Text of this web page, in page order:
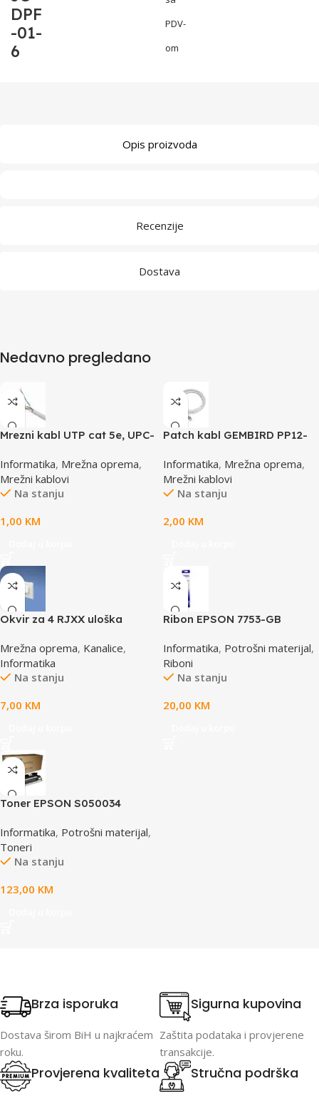
DPF
-01-
6
PDV-
om
Opis proizvoda
Recenzije
Dostava
Nedavno pregledano
Mrezni kabl UTP cat 5e, UPC-
Informatika, Mrežna oprema,
Mrežni kablovi
Na stanju
1,00 KM
Patch kabl GEMBIRD PP12-
Informatika, Mrežna oprema,
Mrežni kablovi
Na stanju
2,00 KM
Okvir za 4 RJXX uloška
Mrežna oprema, Kanalice,
Informatika
Na stanju
7,00 KM
Ribon EPSON 7753-GB
/4X0/5X0/8X0 (A4)S015633
Informatika, Potrošni materijal,
Riboni
Na stanju
20,00 KM
Toner EPSON S050034
Informatika, Potrošni materijal,
Toneri
Na stanju
123,00 KM
Brza isporuka
Dostava širom BiH u najkraćem
roku.
Sigurna kupovina
Zaštita podataka i provjerene
transakcije.
Provjerena kvaliteta Stručna podrška